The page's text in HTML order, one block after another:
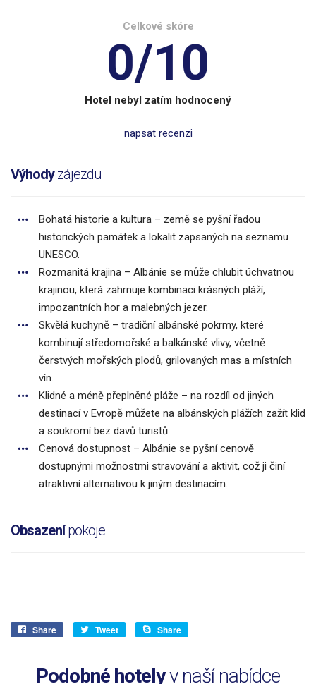
Celkové skóre
0/10
Hotel nebyl zatím hodnocený
napsat recenzi
Výhodyzájezdu
Bohatá historie a kultura – země se pyšní řadou
historických památek a lokalit zapsaných na seznamu
UNESCO.
Rozmanitá krajina – Albánie se může chlubit úchvatnou
krajinou, která zahrnuje kombinaci krásných pláží,
impozantních hor a malebných jezer.
Skvělá kuchyně – tradiční albánské pokrmy, které
kombinují středomořské a balkánské vlivy, včetně
čerstvých mořských plodů, grilovaných mas a místních
vín.
Klidné a méně přeplněné pláže – na rozdíl od jiných
destinací v Evropě můžete na albánských plážích zažít klid
a soukromí bez davů turistů.
Cenová dostupnost – Albánie se pyšní cenově
dostupnými možnostmi stravování a aktivit, což ji činí
atraktivní alternativou k jiným destinacím.
Obsazenípokoje
Share Tweet Share
Podobné hotelyv naší nabídce